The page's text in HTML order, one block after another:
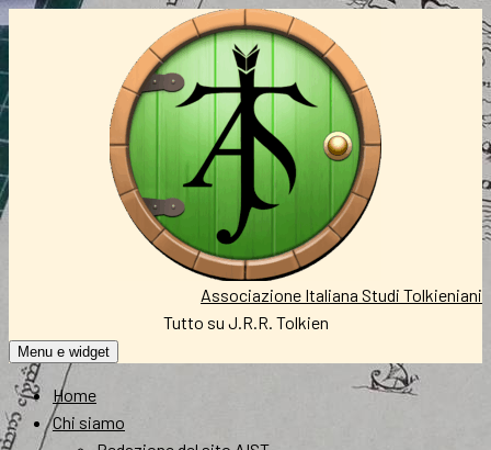
Vai
al
contenuto
Associazione Italiana Studi Tolkieniani
Tutto su J.R.R. Tolkien
Menu e widget
Home
Chi siamo